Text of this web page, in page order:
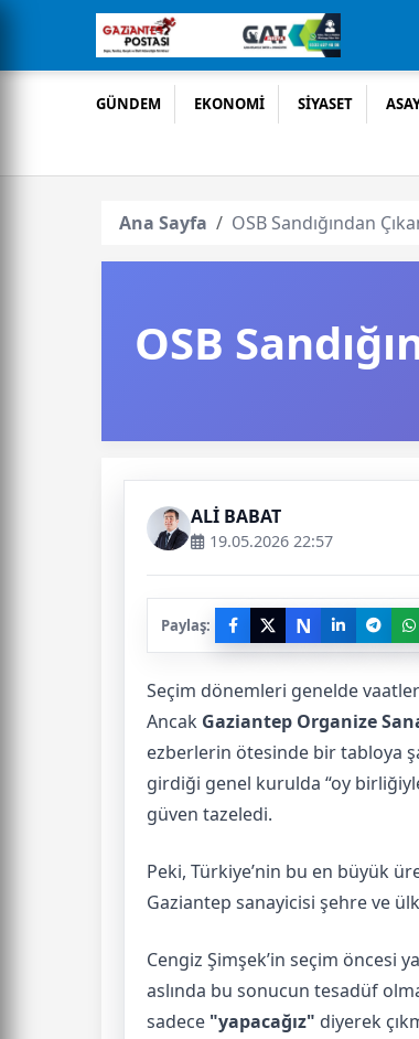
GÜNDEM EKONOMİ SİYASET
Ana Sayfa OSB Sandığından
OSB
ALİ BABAT
19.05.2026 22:57
Paylaş: N
Seçim dönemleri genelde
Ancak Gaziantep Organize
ezberlerin ötesinde bir tabloya
girdiği genel kurulda “oy
güven tazeledi.
Peki, Türkiye’nin bu en büyük
Gaziantep sanayicisi şehre ve
Cengiz Şimşek’in seçim öncesi
aslında bu sonucun tesadüf
sadece "yapacağız" diyerek